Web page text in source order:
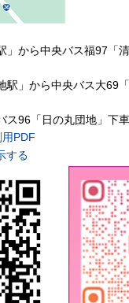
」から中央バス福97「
駅」から中央バス大69
ス96「日の丸団地」下
用PDF
する